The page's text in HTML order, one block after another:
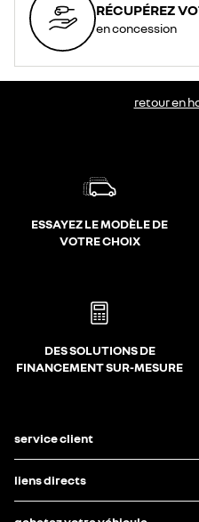
RÉCUPÉREZ
en concession
retour en
ESSAYEZ LE MODÈLE DE
VOTRE CHOIX
DES SOLUTIONS DE
FINANCEMENT SUR-MESURE
service client
liens directs